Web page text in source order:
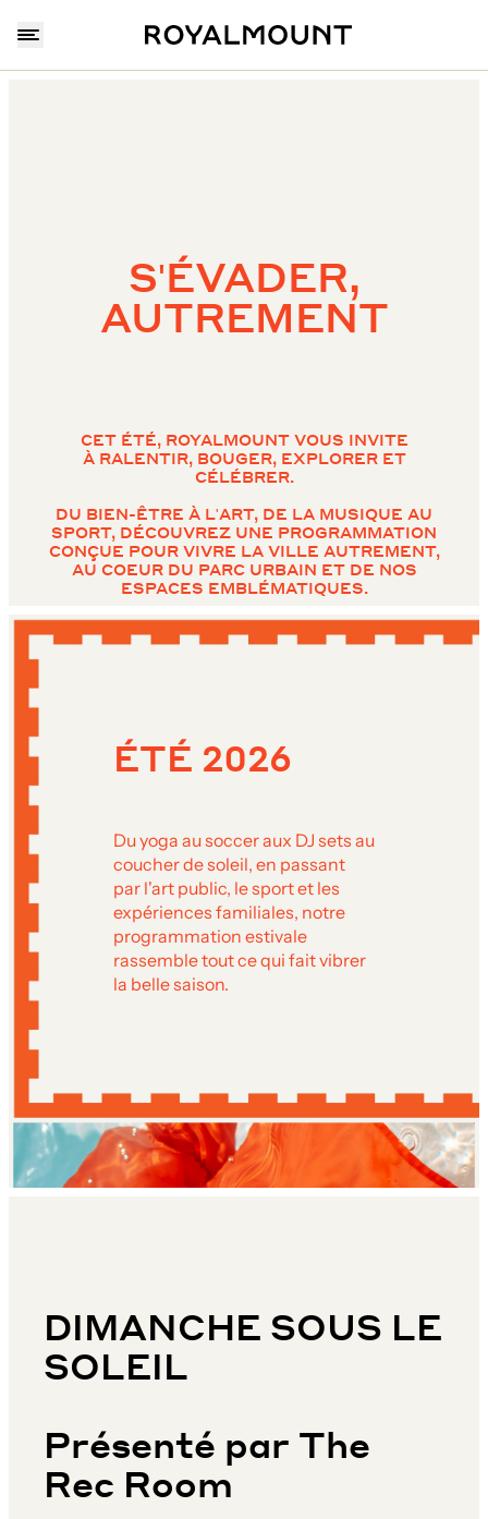
S'ÉVADER,
AUTREMENT
CET ÉTÉ, ROYALMOUNT VOUS INVITE
À RALENTIR, BOUGER, EXPLORER ET
CÉLÉBRER.
DU BIEN-ÊTRE À L'ART, DE LA MUSIQUE AU
SPORT, DÉCOUVREZ UNE PROGRAMMATION
CONÇUE POUR VIVRE LA VILLE AUTREMENT,
AU COEUR DU PARC URBAIN ET DE NOS
ESPACES EMBLÉMATIQUES.
ÉTÉ 2026
Du yoga au soccer aux DJ sets au
coucher de soleil, en passant
par l'art public, le sport et les
expériences familiales, notre
programmation estivale
rassemble tout ce qui fait vibrer
la belle saison.
DIMANCHE SOUS LE
SOLEIL
Présenté par The
Rec Room